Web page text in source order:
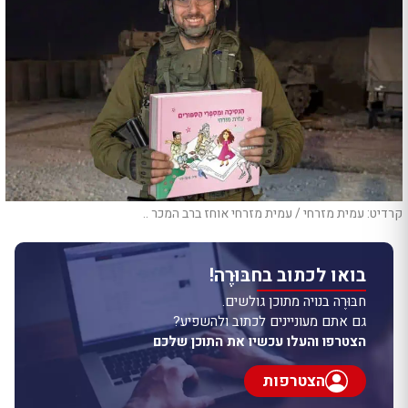
קרדיט: עמית מזרחי / עמית מזרחי אוחז ברב המכר ..
בואו לכתוב בחבּוּרֶה!
חבּוּרֶה בנויה מתוכן גולשים.
גם אתם מעוניינים לכתוב ולהשפיע?
הצטרפו והעלו עכשיו את התוכן שלכם
הצטרפות